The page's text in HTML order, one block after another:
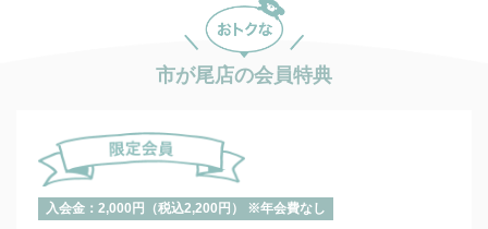
市が尾店の会員特典
入会金：2,000円（税込2,200円） ※年会費なし